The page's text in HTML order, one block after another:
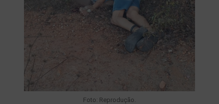
Foto: Reprodução.